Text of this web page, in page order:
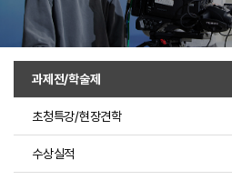
과제전/학술제
초청특강/현장견학
수상실적